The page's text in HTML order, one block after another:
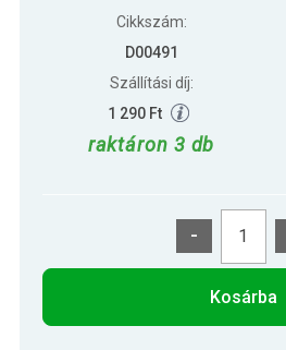
Cikkszám:
D00491
Szállítási díj:
1 290 Ft
raktáron 3 db
-
Kosárba